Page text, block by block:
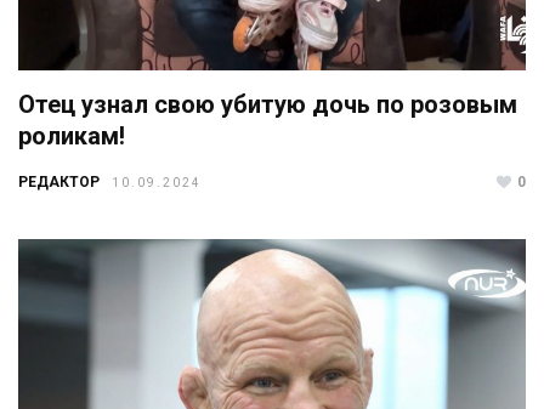
Отец узнал свою убитую дочь по розовым
роликам!
РЕДАКТОР 10.09.2024 0